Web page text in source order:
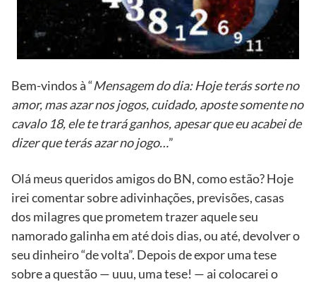
Bem-vindos à “Mensagem do dia: Hoje terás sorte no
amor, mas azar nos jogos, cuidado, aposte somente no
cavalo 18, ele te trará ganhos, apesar que eu acabei de
dizer que terás azar no jogo…”
Olá meus queridos amigos do BN, como estão? Hoje
irei comentar sobre adivinhações, previsões, casas
dos milagres que prometem trazer aquele seu
namorado galinha em até dois dias, ou até, devolver o
seu dinheiro “de volta”. Depois de expor uma tese
sobre a questão — uuu, uma tese! — ai colocarei o